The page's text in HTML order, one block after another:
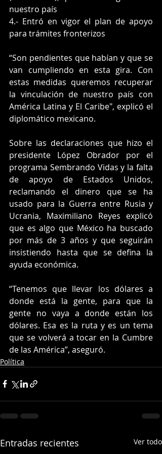
nuestro país
4.- Entró en vigor el plan de apoyo
para trámites fronterizos
“Son pendientes que habían y que se
van cumpliendo en esta gira. Con
estas medidas queremos recuperar
la vinculación de nuestro país con
América Latina y El Caribe", explicó el
diplomático mexicano.
Sobre las declaraciones que hizo el
presidente López Obrador por el
programa Sembrando Vidas y la falta
de apoyo de Estados Unidos,
reclamando el dinero que se ha
usado para la Guerra entre Rusia y
Ucrania, Maximiliano Reyes explicó
que es algo que México ha buscado
por más de 3 años y que seguirán
insistiendo hasta que se defina la
ayuda económica.
“Tenemos que llevar los dólares a
donde está la gente, para que la
gente no vaya a donde están los
dólares. Esa es la ruta y es un tema
que se volverá a tocar en la Cumbre
de las América”, aseguró.
Política
Entradas recientes Ver todo